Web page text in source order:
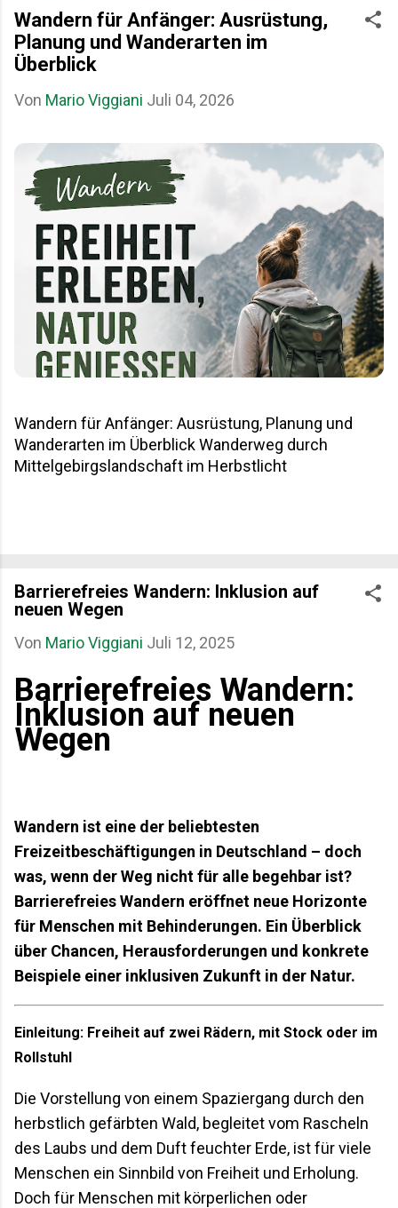
Wandern für Anfänger: Ausrüstung,
Planung und Wanderarten im
Überblick
Von Mario Viggiani Juli 04, 2026
Wandern für Anfänger: Ausrüstung, Planung und
Wanderarten im Überblick Wanderweg durch
Mittelgebirgslandschaft im Herbstlicht
Barrierefreies Wandern: Inklusion auf
neuen Wegen
Von Mario Viggiani Juli 12, 2025
Barrierefreies Wandern:
Inklusion auf neuen
Wegen
Wandern ist eine der beliebtesten
Freizeitbeschäftigungen in Deutschland – doch
was, wenn der Weg nicht für alle begehbar ist?
Barrierefreies Wandern eröffnet neue Horizonte
für Menschen mit Behinderungen. Ein Überblick
über Chancen, Herausforderungen und konkrete
Beispiele einer inklusiven Zukunft in der Natur.
Einleitung: Freiheit auf zwei Rädern, mit Stock oder im
Rollstuhl
Die Vorstellung von einem Spaziergang durch den
herbstlich gefärbten Wald, begleitet vom Rascheln
des Laubs und dem Duft feuchter Erde, ist für viele
Menschen ein Sinnbild von Freiheit und Erholung.
Doch für Menschen mit körperlichen oder